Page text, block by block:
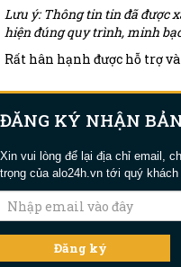
Lưu ý: Thông tin tin đã được
hiện đúng quy trình, minh
Rất hân hạnh được hỗ trợ
ĐĂNG KÝ NHẬN
Xin vui lòng để lại địa chỉ email,
trọng của alo24h.vn tới quý khách